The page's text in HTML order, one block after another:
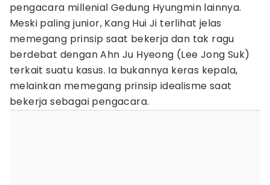
pengacara millenial Gedung Hyungmin lainnya.
Meski paling junior, Kang Hui Ji terlihat jelas
memegang prinsip saat bekerja dan tak ragu
berdebat dengan Ahn Ju Hyeong (Lee Jong Suk)
terkait suatu kasus. Ia bukannya keras kepala,
melainkan memegang prinsip idealisme saat
bekerja sebagai pengacara.